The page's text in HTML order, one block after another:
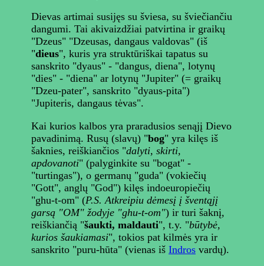
Dievas artimai susijęs su šviesa, su šviečiančiu
dangumi. Tai akivaizdžiai patvirtina ir graikų
"Dzeus" "Dzeusas, dangaus valdovas" (iš
"dieus", kuris yra struktūriškai tapatus su
sanskrito "dyaus" - "dangus, diena", lotynų
"dies" - "diena" ar lotynų "Jupiter" (= graikų
"Dzeu-pater", sanskrito "dyaus-pita")
"Jupiteris, dangaus tėvas".
Kai kurios kalbos yra praradusios senąjį Dievo
pavadinimą. Rusų (slavų) "bog" yra kilęs iš
šaknies, reiškiančios "dalyti, skirti,
apdovanoti" (palyginkite su "bogat" -
"turtingas"), o germanų "guda" (vokiečių
"Gott", anglų "God") kilęs indoeuropiečių
"ghu-t-om" (P.S. Atkreipiu dėmesį į šventąjį
garsą "OM" žodyje "ghu-t-om") ir turi šaknį,
reiškiančią "šaukti, maldauti", t.y. "būtybė,
kurios šaukiamasi", tokios pat kilmės yra ir
sanskrito "puru-hūta" (vienas iš Indros vardų).